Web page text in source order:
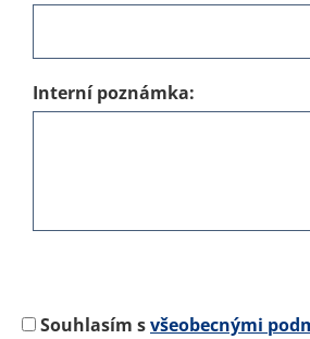
Interní poznámka:
Souhlasím svšeobecnými